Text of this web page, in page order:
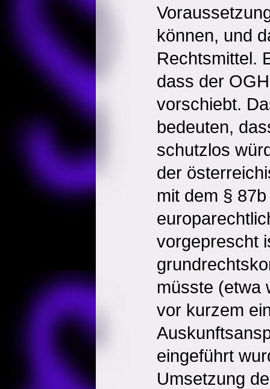
können, und
Rechtsmittel.
dass der
vorschiebt.
bedeuten,
schutzlos
der
mit dem §
vorgeprescht
müsste (etwa
vor kurzem
eingeführt
Umsetzung